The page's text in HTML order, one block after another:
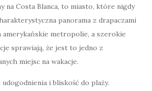
na Costa Blanca, to miasto, które nigdy
panorama z drapaczami
metropolie, a szerokie
sprawiają, że jest to jedno z
miejsc na wakacje.
i bliskość do plaży.